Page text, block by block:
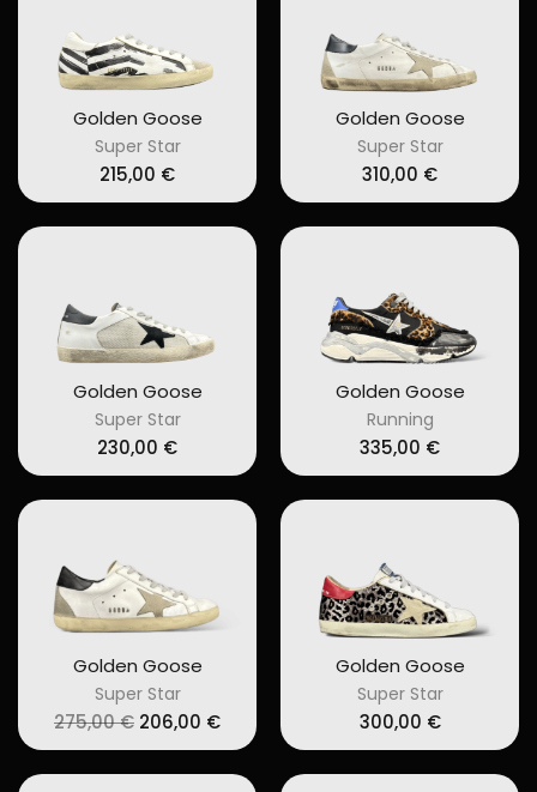
Golden Goose
Super Star
215,00 €
Golden Goose
Super Star
310,00 €
Golden Goose
Super Star
230,00 €
Golden Goose
Running
335,00 €
Golden Goose
Super Star
275,00€ Original
price
was:
275,00 €.
206,00 €Current
price
is:
206,00 €.
Golden Goose
Super Star
300,00 €